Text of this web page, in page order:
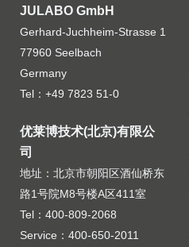
8 890 006
JULABO 转接头 8 890 006
M16 x 1 内螺纹转 NPT 3/8”
M16 x 1 内螺纹转 NPT 3/8” 外螺纹
JULABO GmbH
Gerhard-Juchheim-Strasse 1
77960 Seelbach
Germany
Tel：+49 7823 51-0
优莱博技术(北京)有限公
司
地址：北京市朝阳区酒仙桥东
路1号院M8号楼A区411室
Tel：400-809-2068
Service：400-650-2011